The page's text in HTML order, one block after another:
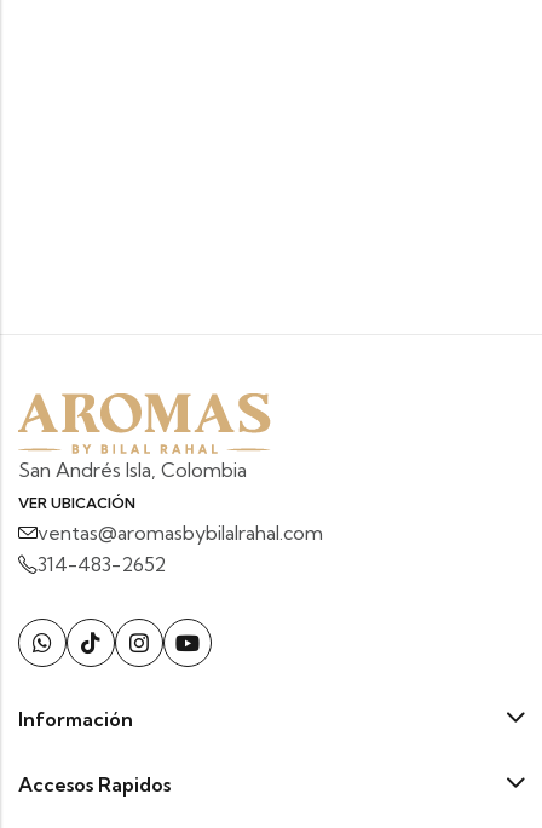
San Andrés Isla, Colombia
VER UBICACIÓN
ventas@aromasbybilalrahal.com
314-483-2652
Información
Accesos Rapidos